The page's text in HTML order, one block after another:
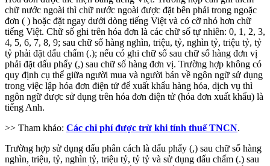
chữ nước ngoài thì chữ nước ngoài được đặt bên phải trong ngoặc
đơn ( ) hoặc đặt ngay dưới dòng tiếng Việt và có cỡ nhỏ hơn chữ
tiếng Việt. Chữ số ghi trên hóa đơn là các chữ số tự nhiên: 0, 1, 2, 3,
4, 5, 6, 7, 8, 9; sau chữ số hàng nghìn, triệu, tỷ, nghìn tỷ, triệu tỷ, tỷ
tỷ phải đặt dấu chấm (.); nếu có ghi chữ số sau chữ số hàng đơn vị
phải đặt dấu phẩy (,) sau chữ số hàng đơn vị. Trường hợp không có
quy định cụ thể giữa người mua và người bán về ngôn ngữ sử dụng
trong việc lập hóa đơn điện tử để xuất khẩu hàng hóa, dịch vụ thì
ngôn ngữ được sử dụng trên hóa đơn điện tử (hóa đơn xuất khẩu) là
tiếng Anh.
>> Tham khảo: Các chi phí được trừ khi tính thuế TNCN.
Trường hợp sử dụng dấu phân cách là dấu phẩy (,) sau chữ số hàng
nghìn, triệu, tỷ, nghìn tỷ, triệu tỷ, tỷ tỷ và sử dụng dấu chấm (.) sau